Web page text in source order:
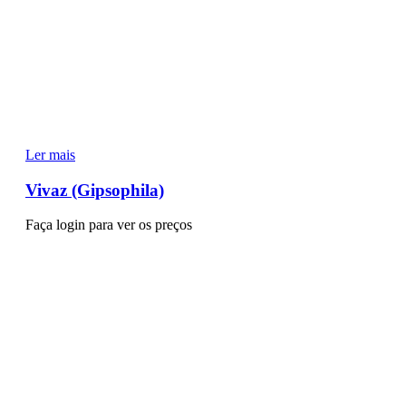
Ler mais
Vivaz (Gipsophila)
Faça login para ver os preços